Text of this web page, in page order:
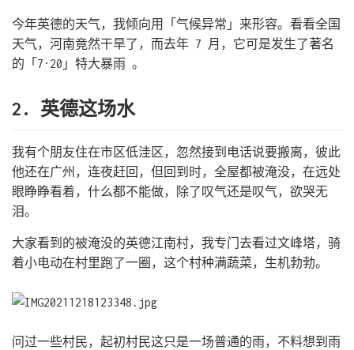
今年英德的天气，我倾向用「气候异常」来形容。看看全国
天气，河南竟然干旱了，而去年 7 月，它可是发生了著名
的「7·20」特大暴雨 。
2. 英德这场水
我有个朋友住在市区低洼区，忽然接到电话说要搬离，彼此
他还在广州，连夜赶回，但回到时，全屋都被淹没，在远处
眼睁睁看着，什么都不能做，除了叹气还是叹气，欲哭无
泪。
大家看到的被淹没的英德江南村，我专门去看过文峰塔，骑
着小电动在村里跑了一圈，这个村种满蔬菜，生机勃勃。
问过一些村民，起初村民这只是一场普通的雨，不料想到雨